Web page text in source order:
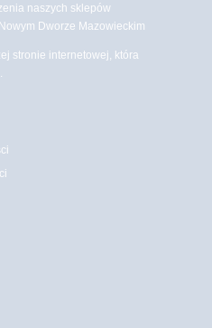
naszych sklepów
Dworze Mazowieckim
stronie internetowej, która